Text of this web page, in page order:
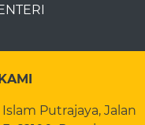
Putrajaya, Jalan